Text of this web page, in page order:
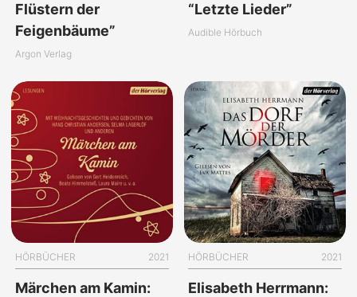
Flüstern der
Feigenbäume”
Argon Verlag
“Letzte Lieder”
Audible Hörbuch
HÖRBÜCHER 2021
Märchen am Kamin:
HÖRBÜCHER 2021
Elisabeth Herrmann: